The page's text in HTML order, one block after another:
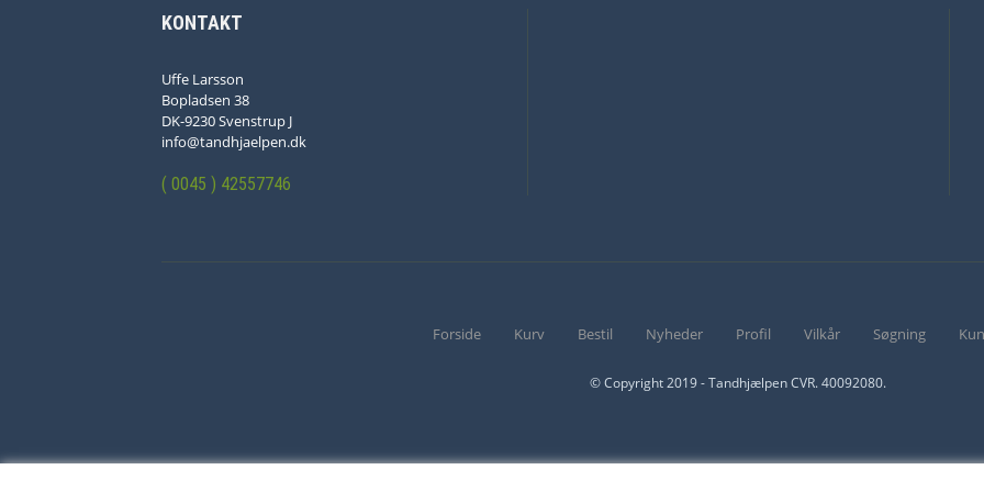
KONTAKT
Uffe Larsson
Bopladsen 38
DK-9230 Svenstrup J
info@tandhjaelpen.dk
( 0045 ) 42557746
Forside Kurv Bestil Nyheder Profil Vilkår Søgning
© Copyright 2019 - Tandhjælpen CVR. 40092080.